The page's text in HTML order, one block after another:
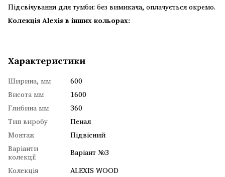
Підсвічування для тумби: без вимикача, оплачується окремо.
Колекція Alexis в інших кольорах:
Характеристики
Ширина, мм
600
Висота мм
1600
Глибина мм
360
Тип виробу
Пенал
Монтаж
Підвісний
Варіанти
колекції
Варіант №3
Колекція
ALEXIS WOOD